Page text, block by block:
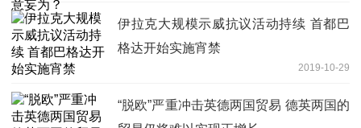
伊拉克大规模示威抗议活动持续 首都巴
格达开始实施宵禁
2019-10-29
“脱欧”严重冲击英德两国贸易 德英两国的